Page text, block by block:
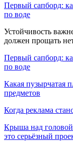
Первый сапборд:
по воде
Устойчивость
должен прощать
Первый сапборд:
по воде
Какая пузырчатая
предметов
Когда реклама
Крыша над
это серьёзный